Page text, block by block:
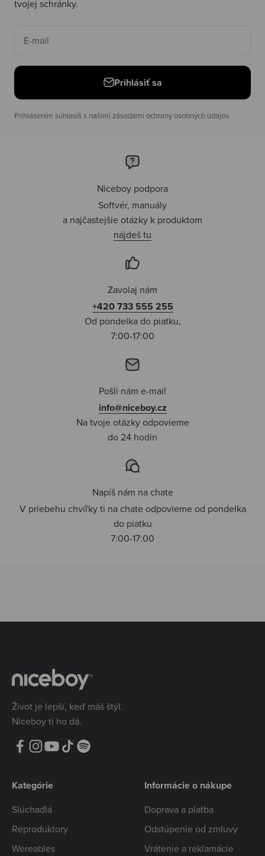
tvojej schránky.
E-mail
Prihlásiť sa
Prihlásením súhlasíš s našimi zásadami ochrany osobných údajov.
Niceboy podpora
Softvér, manuály
a najčastejšie otázky k produktom
nájdeš tu
Zavolaj nám
+420 733 555 255
Od pondelka do piatku,
7:00-17:00
Pošli nám e-mail
info@niceboy.cz
Na tvoje otázky odpovieme
do 24 hodín
Napíš nám na chate
V priebehu chvíľky ti na chate odpovieme od pondelka
do piatku
7:00-17:00
Život je lepší, keď máš štýl.
Niceboy ti ho dá.
Kategórie
Slúchadlá
Reproduktory
Wereables
Informácie o nákupe
Doprava a platba
Odstúpenie od zmluvy
Vrátenie a reklamácie